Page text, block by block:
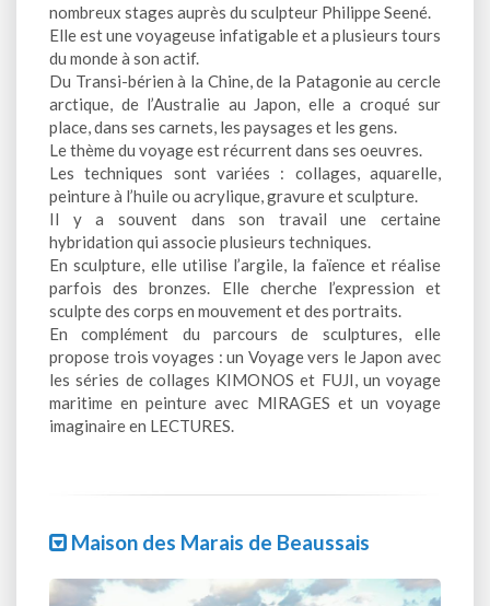
nombreux stages auprès du sculpteur Philippe Seené.
Elle est une voyageuse infatigable et a plusieurs tours
du monde à son actif.
Du Transi-bérien à la Chine, de la Patagonie au cercle
arctique, de l’Australie au Japon, elle a croqué sur
place, dans ses carnets, les paysages et les gens.
Le thème du voyage est récurrent dans ses oeuvres.
Les techniques sont variées : collages, aquarelle,
peinture à l’huile ou acrylique, gravure et sculpture.
Il y a souvent dans son travail une certaine
hybridation qui associe plusieurs techniques.
En sculpture, elle utilise l’argile, la faïence et réalise
parfois des bronzes. Elle cherche l’expression et
sculpte des corps en mouvement et des portraits.
En complément du parcours de sculptures, elle
propose trois voyages : un Voyage vers le Japon avec
les séries de collages KIMONOS et FUJI, un voyage
maritime en peinture avec MIRAGES et un voyage
imaginaire en LECTURES.
Maison des Marais de Beaussais